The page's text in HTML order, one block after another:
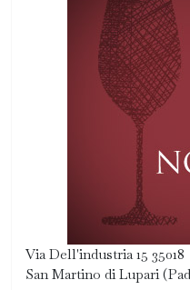
Via Dell'industria 15 35018
San Martino di Lupari